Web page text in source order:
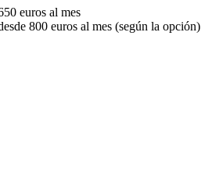
euros al mes
800 euros al mes (según la opción)